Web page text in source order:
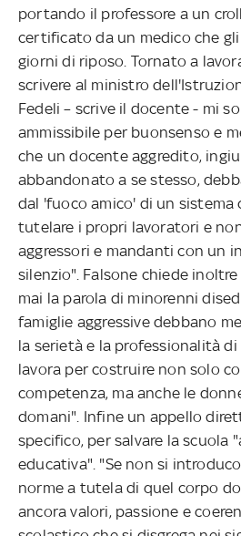
portando il professore a un
certificato da un medico che
giorni di riposo. Tornato a
scrivere al ministro
Fedeli – scrive il docente - mi
ammissibile per buonsenso e
che un docente aggredito,
abbandonato a se stesso,
dal 'fuoco amico' di un sistema
tutelare i propri lavoratori e
aggressori e mandanti con un
silenzio". Falsone chiede
mai la parola di minorenni
famiglie aggressive debbano
la serietà e la professionalità di
lavora per costruire non solo
competenza, ma anche le
domani". Infine un appello
specifico, per salvare la scuola
educativa". "Se non si
norme a tutela di quel corpo
ancora valori, passione e